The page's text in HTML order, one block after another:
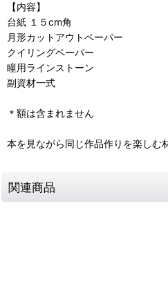
【内容】
台紙 １５cm角
月形カットアウトペーパー
クイリングペーパー
瞳用ラインストーン
副資材一式
＊額は含まれません
本を見ながら同じ作品作りを楽しむ
関連商品